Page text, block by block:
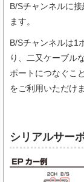
B/Sチャンネルに
ます。
B/Sチャンネルは1
り、二又ケーブル
ポートにつなぐこ
をご利用いただけま
シリアルサー